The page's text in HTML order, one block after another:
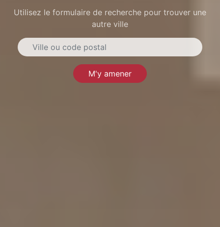
Utilisez le formulaire de recherche pour trouver une
autre ville
M'y amener